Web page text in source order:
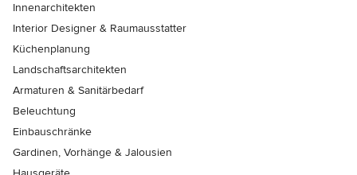
Innenarchitekten
Interior Designer & Raumausstatter
Küchenplanung
Landschaftsarchitekten
Armaturen & Sanitärbedarf
Beleuchtung
Einbauschränke
Gardinen, Vorhänge & Jalousien